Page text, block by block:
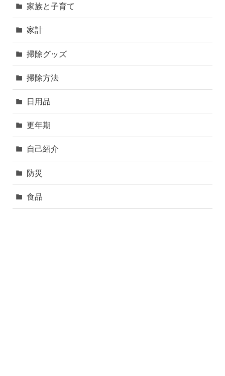
家族と子育て
家計
掃除グッズ
掃除方法
日用品
更年期
自己紹介
防災
食品